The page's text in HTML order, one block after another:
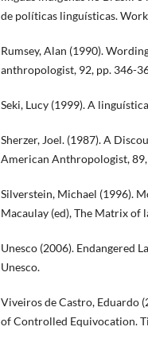
de políticas linguísticas.
Rumsey, Alan (1990).
anthropologist, 92, pp. 346-
Seki, Lucy (1999). A
Sherzer, Joel. (1987). A
American Anthropologist,
Silverstein, Michael (1996).
Macaulay (ed), The Matrix of
Unesco (2006). Endangered
Unesco.
Viveiros de Castro, Eduardo
of Controlled Equivocation.